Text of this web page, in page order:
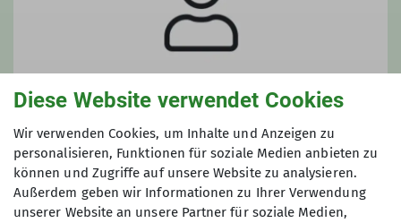
Maximilian Fischer
Beirat | Gruppenleitung
Diese Website verwendet Cookies
Wir verwenden Cookies, um Inhalte und Anzeigen zu
personalisieren, Funktionen für soziale Medien anbieten zu
können und Zugriffe auf unsere Website zu analysieren.
Außerdem geben wir Informationen zu Ihrer Verwendung
unserer Website an unsere Partner für soziale Medien,